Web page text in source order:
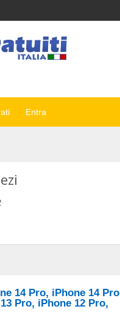
Entra
14 Pro, iPhone 14 Pro
Pro, iPhone 12 Pro,